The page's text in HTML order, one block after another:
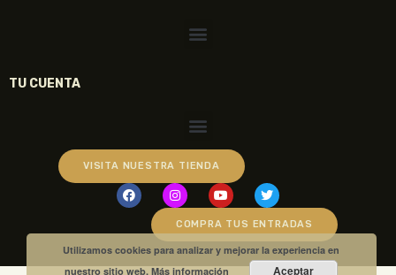
TU CUENTA
VISITA NUESTRA TIENDA
COMPRA TUS ENTRADAS
Utilizamos cookies para analizar y mejorar la experiencia en
nuestro sitio web.Más información Aceptar